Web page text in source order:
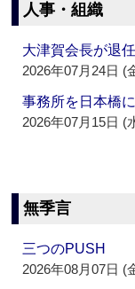
人事・組織
大津賀会長が退
2026年07月24日 (
事務所を日本橋
2026年07月15日 (
無季言
三つのPUSH
2026年08月07日 (